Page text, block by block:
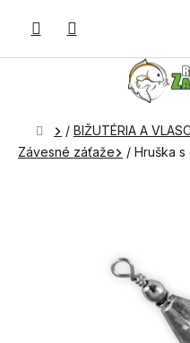
Domov
/ BIŽUTÉRIA A
Závesné záťaže
/ Hruška s